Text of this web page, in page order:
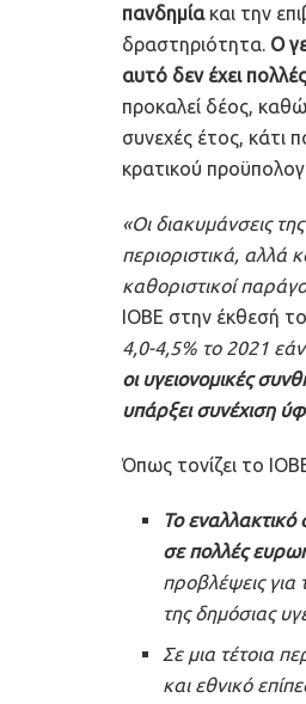
πανδημία και την
δραστηριότητα. Ο
αυτό δεν έχει
προκαλεί δέος,
συνεχές έτος, κάτι
κρατικού
«Οι διακυμάνσεις
περιοριστικά, αλλά
καθοριστικοί
ΙΟΒΕ στην έκθεσή
4,0-4,5% το 2021
οι υγειονομικές
υπάρξει συνέχιση
Όπως τονίζει το
Το εναλλακτικό
σε πολλές
προβλέψεις
της δημόσιας
Σε μια τέτοια
και εθνικό